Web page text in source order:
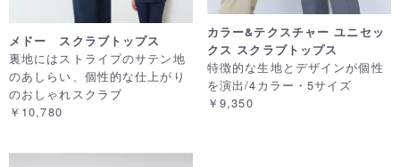
メドー スクラブトップス
裏地にはストライプのサテン地
のあしらい、個性的な仕上がり
のおしゃれスクラブ
￥10,780
カラー&テクスチャー ユニセッ
クス スクラブトップス
特徴的な生地とデザインが個性
を演出/4カラー・5サイズ
￥9,350